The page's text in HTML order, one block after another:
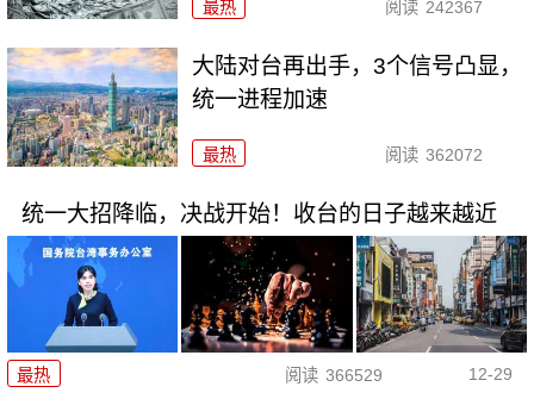
最热 阅读 242367
大陆对台再出手，3个信号凸显，
统一进程加速
最热 阅读 362072
统一大招降临，决战开始！收台的日子越来越近
最热 阅读 366529 12-29